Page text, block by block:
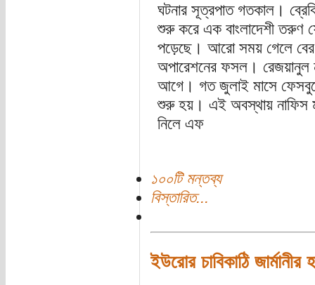
ঘটনার সূত্রপাত গতকাল।
শুরু করে এক বাংলাদেশী তরুণ
পড়েছে। আরো সময় গেলে বের
অপারেশনের ফসল। রেজয়ানুল
আগে। গত জুলাই মাসে
শুরু হয়। এই অবস্থায় নাফিস
নিলে এফ
১০০টি মন্তব্য
বিস্তারিত...
ইউরোর চাবিকাঠি জার্মানীর